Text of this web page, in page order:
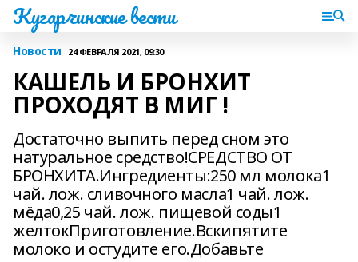
Кугарчинские вести
Новости 24 ФЕВРАЛЯ 2021, 09:30
КАШЕЛЬ И БРОНХИТ
ПРОХОДЯТ В МИГ !
Достаточно выпить перед сном это
натуральное средство!СРЕДСТВО ОТ
БРОНХИТА.Ингредиенты:250 мл молока1
чай. лож. сливочного масла1 чай. лож.
мёда0,25 чай. лож. пищевой соды1
желтокПриготовление.Вскипятите
молоко и остудите его.Добавьте